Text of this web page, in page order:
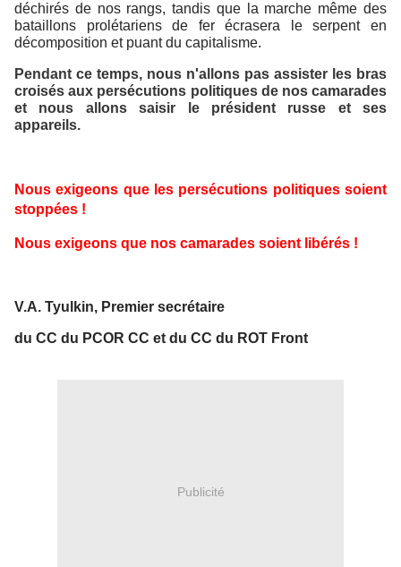
déchirés de nos rangs, tandis que la marche même des
bataillons prolétariens de fer écrasera le serpent en
décomposition et puant du capitalisme.
Pendant ce temps, nous n'allons pas assister les bras
croisés aux persécutions politiques de nos camarades
et nous allons saisir le président russe et ses
appareils.
Nous exigeons que les persécutions politiques soient
stoppées !
Nous exigeons que nos camarades soient libérés !
V.A. Tyulkin, Premier secrétaire
du CC du PCOR CC et du CC du ROT Front
Publicité